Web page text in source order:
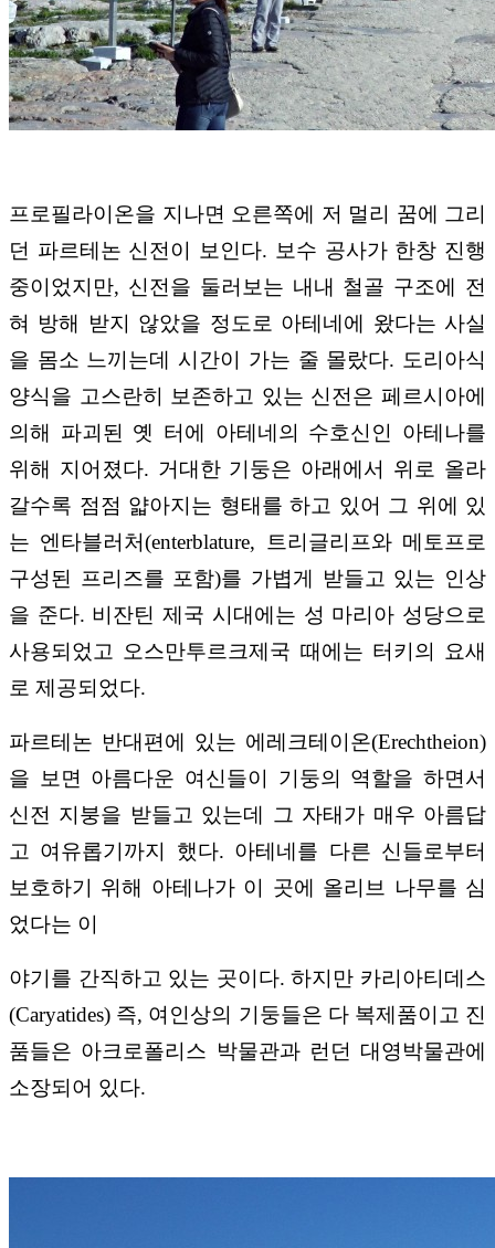
프로필라이온을 지나면 오른쪽에 저 멀리 꿈에 그리
던 파르테논 신전이 보인다. 보수 공사가 한창 진행
중이었지만, 신전을 둘러보는 내내 철골 구조에 전
혀 방해 받지 않았을 정도로 아테네에 왔다는 사실
을 몸소 느끼는데 시간이 가는 줄 몰랐다. 도리아식
양식을 고스란히 보존하고 있는 신전은 페르시아에
의해 파괴된 옛 터에 아테네의 수호신인 아테나를
위해 지어졌다. 거대한 기둥은 아래에서 위로 올라
갈수록 점점 얇아지는 형태를 하고 있어 그 위에 있
는 엔타블러처(enterblature, 트리글리프와 메토프로
구성된 프리즈를 포함)를 가볍게 받들고 있는 인상
을 준다. 비잔틴 제국 시대에는 성 마리아 성당으로
사용되었고 오스만투르크제국 때에는 터키의 요새
로 제공되었다.
파르테논 반대편에 있는 에레크테이온(Erechtheion)
을 보면 아름다운 여신들이 기둥의 역할을 하면서
신전 지붕을 받들고 있는데 그 자태가 매우 아름답
고 여유롭기까지 했다. 아테네를 다른 신들로부터
보호하기 위해 아테나가 이 곳에 올리브 나무를 심
었다는 이
야기를 간직하고 있는 곳이다. 하지만 카리아티데스
(Caryatides) 즉, 여인상의 기둥들은 다 복제품이고 진
품들은 아크로폴리스 박물관과 런던 대영박물관에
소장되어 있다.